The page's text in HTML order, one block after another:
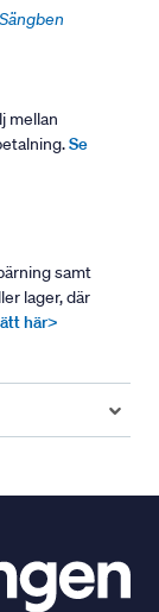
Sängben
mellan
Se
samt
lager, där
här>